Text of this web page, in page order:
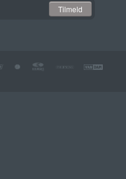
Tilmeld